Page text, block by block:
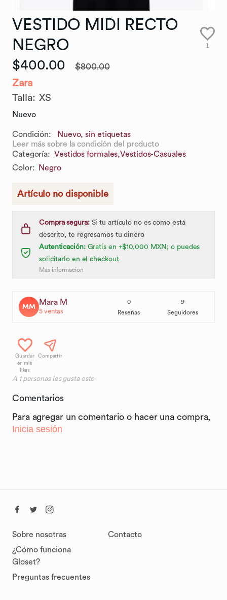
VESTIDO MIDI
RECTO
NEGRO
1
$400.00 $800.00
Zara
Talla: XS
Nuevo
Condición:
Nuevo, sin etiquetas
Leer más sobre la condición del producto
Categoría: Vestidos formales,Vestidos-Casuales
Color: Negro
Artículo no disponible
Compra segura:Si tu artículo no es como está
descrito, te regresamos tu dinero
Autenticación:Gratis en +$10,000 MXN; o puedes
solicitarlo en el checkout
Más información
MM Mara M
5ventas
0
Reseñas
9
Seguidores
Guardar
en mis
likes
Compartir
A 1personas les gusta esto
Comentarios
Para agregar un comentario o hacer una compra,
Inicia sesión
Sobre nosotras
¿Cómo funciona
Gloset?
Preguntas frecuentes
Contacto